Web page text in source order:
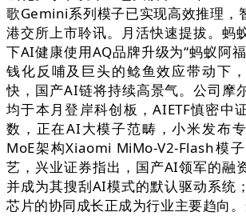
歌Gemini系列模子已实现高效推理，
港交所上市聆讯。月活快速提拔。蚂
下AI健康使用AQ品牌升级为“蚂蚁阿
钱化反哺及巨头的鲶鱼效应带动下
快，国产AI链将持续高景气。公司摩
均于本月登岸科创板，AIETF慎密中
数，正在AI大模子范畴，小米发布
MoE架构Xiaomi MiMo-V2-Flash模
艺，兴业证券指出，国产AI领军的融
并成为其搜刮AI模式的默认驱动系统
芯片的协同成长正成为行业主要趋向。